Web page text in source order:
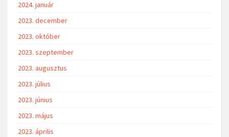
2024. január
2023. december
2023. október
2023. szeptember
2023. augusztus
2023. július
2023. június
2023. május
2023. április